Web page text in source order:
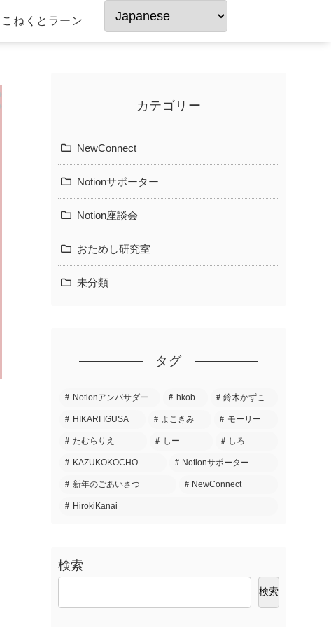
こねくとラーン
カテゴリー
NewConnect
Notionサポーター
Notion座談会
おためし研究室
未分類
タグ
Notionアンバサダー hkob 鈴木かずこ
HIKARI IGUSA よこきみ モーリー
たむらりえ しー しろ
KAZUKOKOCHO Notionサポーター
新年のごあいさつ NewConnect
HirokiKanai
検索
検索